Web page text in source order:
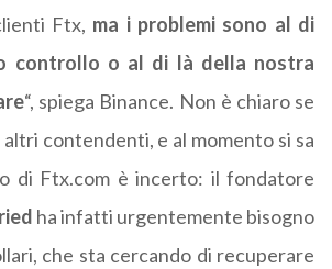
Ftx, ma i problemi sono al di
controllo o al di là della nostra
“, spiega Binance. Non è chiaro se
contendenti, e al momento si sa
di Ftx.com è incerto: il fondatore
ha infatti urgentemente bisogno
che sta cercando di recuperare